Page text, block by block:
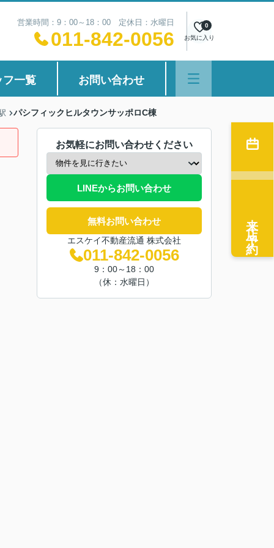
営業時間：9：00～18：00 定休日：水曜日
011-842-0056 お気に入り
0
フ一覧 お問い合わせ
パシフィックヒルタウンサッポロC棟
お気軽にお問い合わせください
LINEからお問い合わせ
無料お問い合わせ
エスケイ不動産流通 株式会社
011-842-0056
9：00～18：00
（休：水曜日）
来店予約